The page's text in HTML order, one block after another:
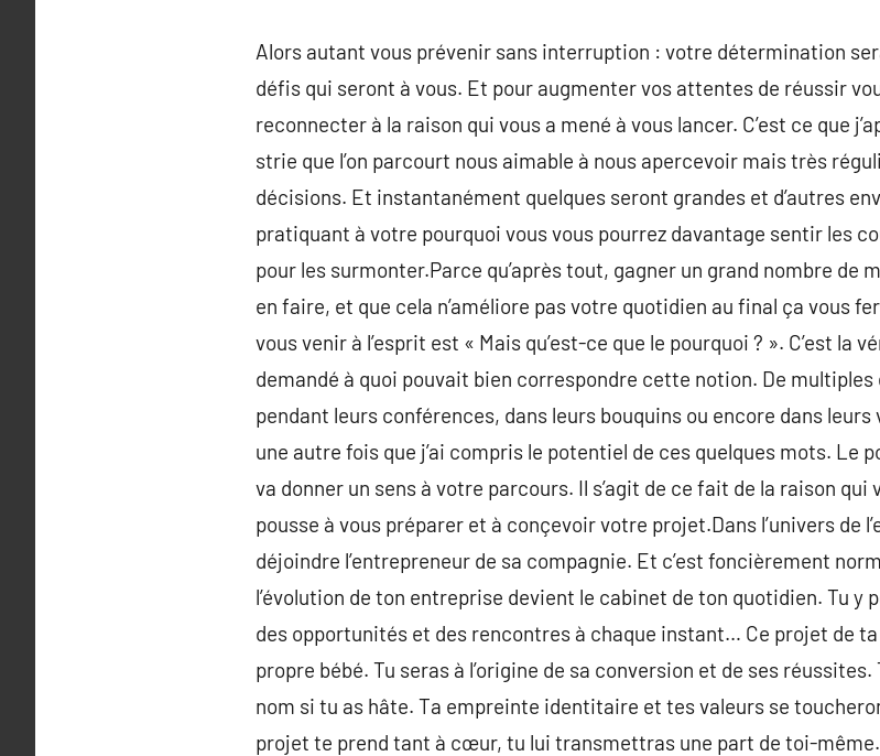
Alors autant vous prévenir sans interruption : votre détermination
défis qui seront à vous. Et pour augmenter vos attentes de réussir
reconnecter à la raison qui vous a mené à vous lancer. C’est ce que
strie que l’on parcourt nous aimable à nous apercevoir mais très
décisions. Et instantanément quelques seront grandes et d’autres
pratiquant à votre pourquoi vous vous pourrez davantage sentir les
pour les surmonter.Parce qu’après tout, gagner un grand nombre de
en faire, et que cela n’améliore pas votre quotidien au final ça vous
vous venir à l’esprit est « Mais qu’est-ce que le pourquoi ? ». C’est la
demandé à quoi pouvait bien correspondre cette notion. De
pendant leurs conférences, dans leurs bouquins ou encore dans leurs
une autre fois que j’ai compris le potentiel de ces quelques mots. Le
va donner un sens à votre parcours. Il s’agit de ce fait de la raison
pousse à vous préparer et à conçevoir votre projet.Dans l’univers de
déjoindre l’entrepreneur de sa compagnie. Et c’est foncièrement
l’évolution de ton entreprise devient le cabinet de ton quotidien. Tu y
des opportunités et des rencontres à chaque instant… Ce projet de
propre bébé. Tu seras à l’origine de sa conversion et de ses
nom si tu as hâte. Ta empreinte identitaire et tes valeurs se
projet te prend tant à cœur, tu lui transmettras une part de toi-